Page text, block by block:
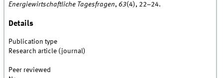
Energiewirtschaftliche Tagesfragen, 63(4), 22–24.
Details
Publication type
Research article (journal)
Peer reviewed